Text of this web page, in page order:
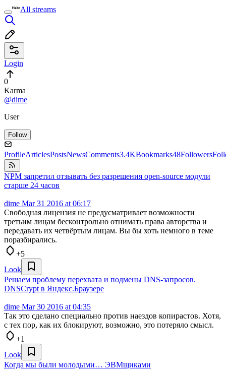
All streams
Login
0
Karma
@dime
User
Follow
ProfileArticlesPostsNewsComments3.4KBookmarks48Followers
NPM запретил отзывать без разрешения open-source модули
старше 24 часов
dime Mar 31 2016 at 06:17
Свободная лицензия не предусматривает возможности
третьим лицам бесконтрольно отнимать права авторства и
передавать их четвёртым лицам. Вы бы хоть немного в теме
поразбирались.
+5
Look
Решаем проблему перехвата и подмены DNS-запросов.
DNSCrypt в Яндекс.Браузере
dime Mar 30 2016 at 04:35
Так это сделано специально против наездов копирастов. Хотя,
с тех пор, как их блокируют, возможно, это потеряло смысл.
+1
Look
Когда мы были молодыми… ЭВМщиками